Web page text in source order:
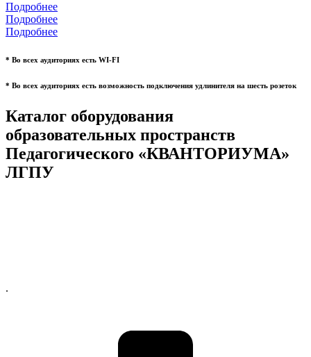
Подробнее
Подробнее
Подробнее
* Во всех аудиториях есть WI-FI
* Во всех аудиториях есть возможность подключения удлинителя на шесть розеток
Каталог оборудования
образовательных пространств
Педагогического «КВАНТОРИУМА»
ЛГПУ
.